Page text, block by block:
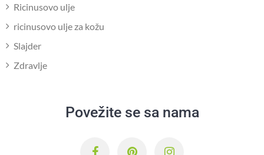
Ricinusovo ulje
ricinusovo ulje za kožu
Slajder
Zdravlje
Povežite se sa nama